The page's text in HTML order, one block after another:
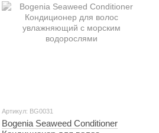
Артикул: BG0031
Bogenia Seaweed Conditioner